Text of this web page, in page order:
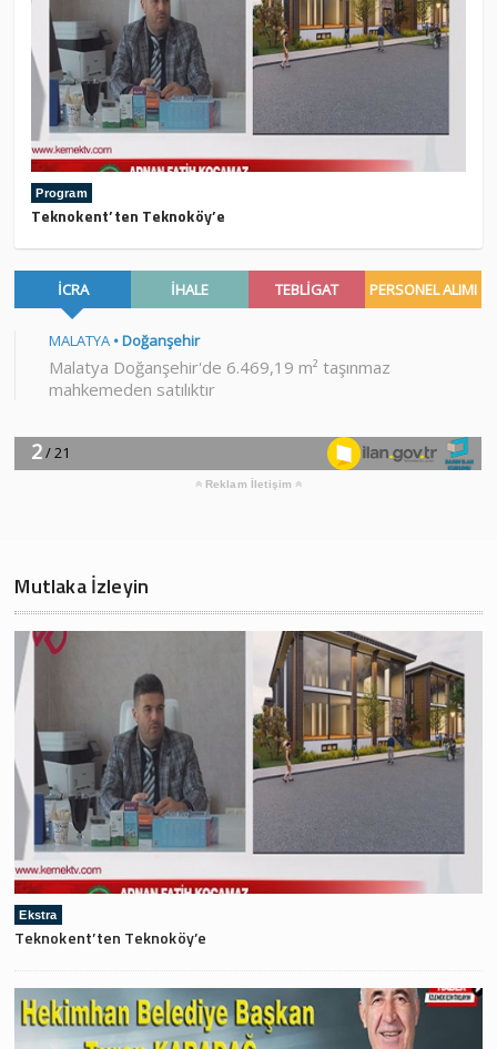
Program
Teknokent’ten Teknoköy’e
Reklam İletişim
Mutlaka İzleyin
Ekstra
Teknokent’ten Teknoköy’e